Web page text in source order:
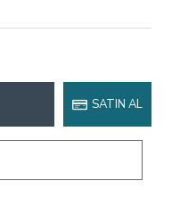
SATIN AL